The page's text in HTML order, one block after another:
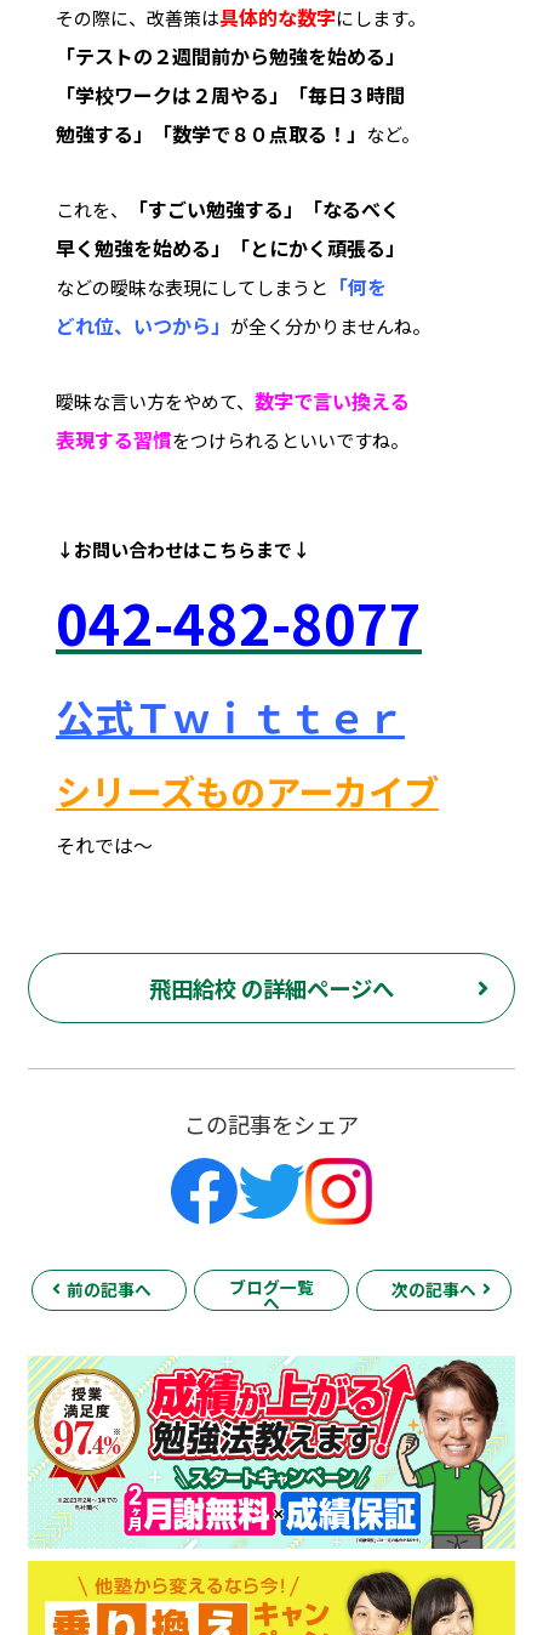
その際に、改善策は具体的な数字にします。
「テストの２週間前から勉強を始める」
「学校ワークは２周やる」
「毎日３時間
勉強する」「数学で８０点取る！」 など。
これを、
「すごい勉強する」「なるべく
早く勉強を始める」「とにかく頑張る」
などの曖昧な表現にしてしまうと 「何を
どれ位、いつから」 が全く分かりませんね。
曖昧な言い方をやめて、 数字で言い換える
表現する習慣をつけられるといいですね。
↓お問い合わせはこちらまで↓
042-482-8077
公式Ｔｗｉｔｔｅｒ
シリーズものアーカイブ
それでは～
飛田給校 の詳細ページへ
この記事をシェア
前の記事へ ブログ一覧
へ
次の記事へ